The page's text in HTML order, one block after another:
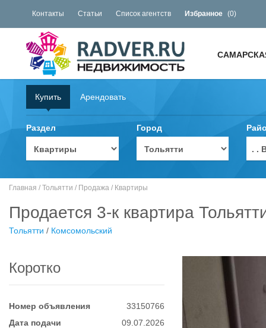
Контакты Статьи Список агентств Избранное (0)
Купить Арендовать
Раздел Город
. .
Главная / Тольятти / Продажа / Квартиры
Продается 3-к квартира
Тольятти / Комсомольский
Коротко
Номер объявления
33150766
Дата подачи
09.07.2026